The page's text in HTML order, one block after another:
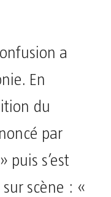
a
En
du
par
s’est
scène : «